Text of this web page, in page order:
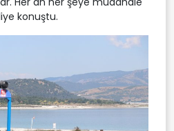
konuştu.